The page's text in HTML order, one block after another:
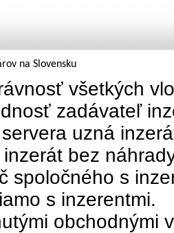
na Slovensku
všetkých
zadávateľ
uzná
bez
spoločného s
s inzerentmi.
obchodnými